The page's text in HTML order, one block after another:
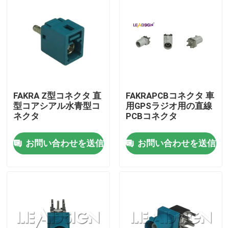
FAKRA Z型コネクタ 直
型コアシアル水青型コ
ネクタ
お問い合わせを送信
FAKRAPCBコネクタ 車
用GPSラジオ用の直線
PCBコネクタ
お問い合わせを送信